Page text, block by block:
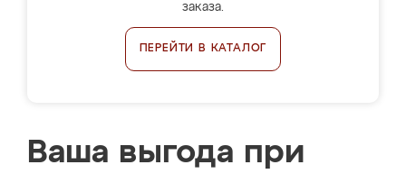
заказа.
ПЕРЕЙТИ В КАТАЛОГ
Ваша выгода при